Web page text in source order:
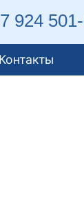
924
Контакты